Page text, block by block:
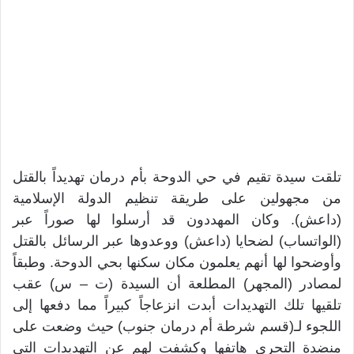
تلقت سيدة تقيم في حي الدوحة بأم درمان تهديداً بالقتل
من مجهولين على طريقة تنظيم الدولة الإسلامية
(داعش). وكان المهددون قد أرسلوا لها صوراً عبر
(الواتساب) لضحايا (داعش) ووعدوها عبر الرسائل بالقتل
وأوضحوا لها أنهم يعلمون مكان سكنها بحي الدوحة. وطبقاً
لمصادر (المجهر) المطلعة أن السيدة (ت – س) عقب
تلقيها تلك التهديدات أبدت انزعاجاً كبيراً مما دفعها إلى
اللجوء لـ(قسم شرطة أم درمان جنوب) حيث وضعت على
منضدة التحري هاتفها وكشفت لهم عن التهديدات التي